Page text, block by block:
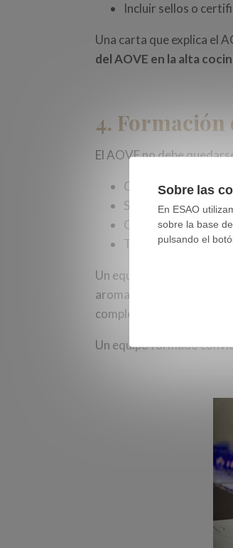
Incluir sellos o
Una carta que explica el
delAOVE en la alta
4. Formación
El AOVE no debe
Conocer
Saber explicar de
Ofrecer
Transmitir
Un equipo formado
aromas, intensidad y
completa.
Un equipo formado
Sobre las
En ESAO
sobre la base
pulsando el